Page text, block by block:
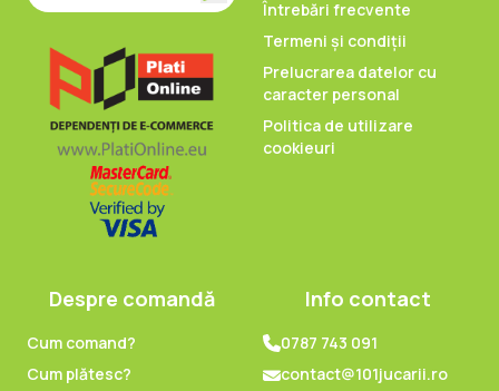
Întrebări frecvente
Termeni și condiții
Prelucrarea datelor cu
caracter personal
Politica de utilizare
cookieuri
Despre comandă
Cum comand?
Cum plătesc?
Info contact
0787 743 091
contact@101jucarii.ro